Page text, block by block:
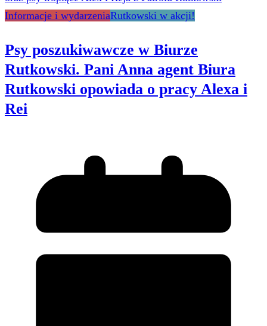
Informacje i wydarzeniaRutkowski w akcji!
Psy poszukiwawcze w Biurze
Rutkowski. Pani Anna agent Biura
Rutkowski opowiada o pracy Alexa i
Rei